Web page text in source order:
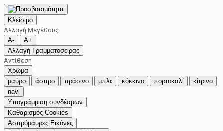
Κλείσιμο
Αλλαγή Μεγέθους
A-
A+
Αλλαγή Γραμματοσειράς
Αντίθεση
Χρώμα
μαύρο
άσπρο πράσινο μπλε κόκκινο πορτοκαλί
κίτρινο
navi
Υπογράμμιση συνδέσμων
Καθαρισμός Cookies
Ασπρόμαυρες Εικόνες